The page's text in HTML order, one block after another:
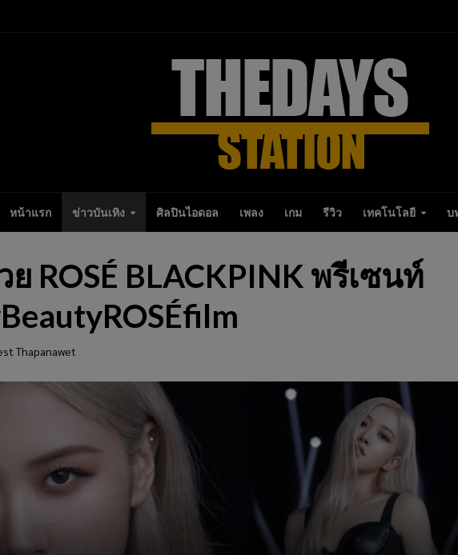
หน้าแรก ข่าวบันเทิง ศิลปินไอดอล เพลง เกม รีวิว เทคโนโลยี บ
ROSÉ BLACKPINK พรีเซนท์
Thapanawet